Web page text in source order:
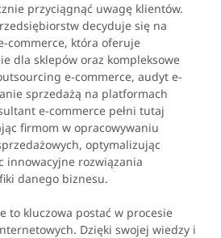
przyciągnąć uwagę klientów.
decyduje się na
commerce, która oferuje
dla sklepów oraz kompleksowe
e-commerce, audyt e-
sprzedażą na platformach
e-commerce pełni tutaj
firmom w opracowywaniu
optymalizując
innowacyjne rozwiązania
danego biznesu.
to kluczowa postać w procesie
Dzięki swojej wiedzy i